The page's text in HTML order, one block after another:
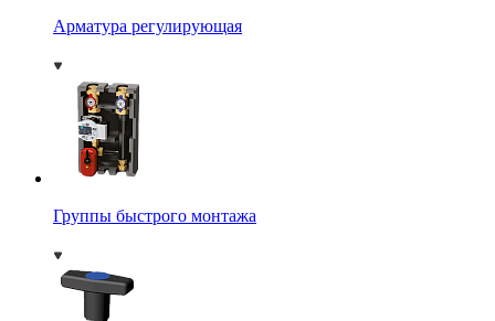
Арматура регулирующая
Группы быстрого монтажа